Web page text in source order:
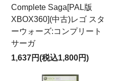
Complete Saga[PAL版
XBOX360](中古)レゴ スタ
ーウォーズ:コンプリート
サーガ
1,637円(税込1,800円)